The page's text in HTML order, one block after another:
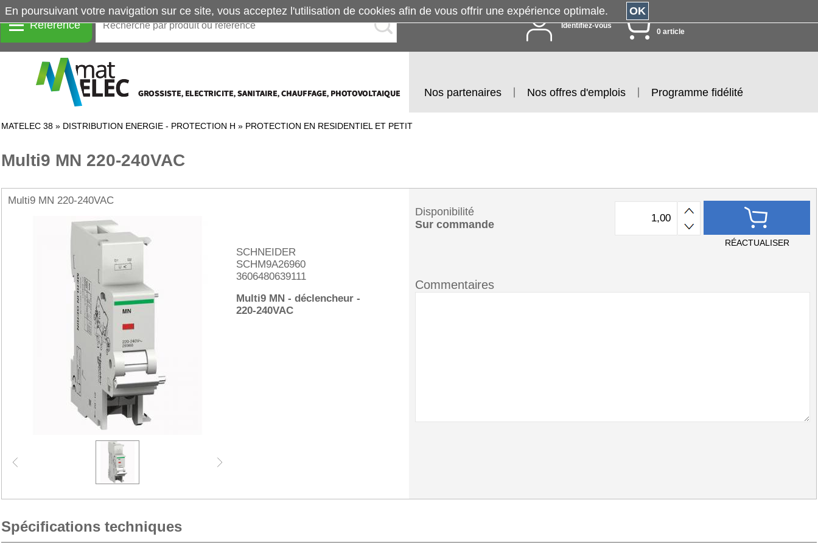
Référence Identifiez-vous
0 article
Nos partenaires Nos offres d'emplois Programme fidélité
MATELEC 38 » DISTRIBUTION ENERGIE - PROTECTION H » PROTECTION EN RESIDENTIEL ET PETIT
Multi9 MN 220-240VAC
Multi9 MN 220-240VAC
SCHNEIDER
SCHM9A26960
3606480639111
Multi9 MN - déclencheur -
220-240VAC
Disponibilité
Sur commande
RÉACTUALISER
Commentaires
Spécifications techniques
En poursuivant votre navigation sur ce site, vous acceptez l'utilisation de cookies afin de vous offrir une expérience optimale. OK